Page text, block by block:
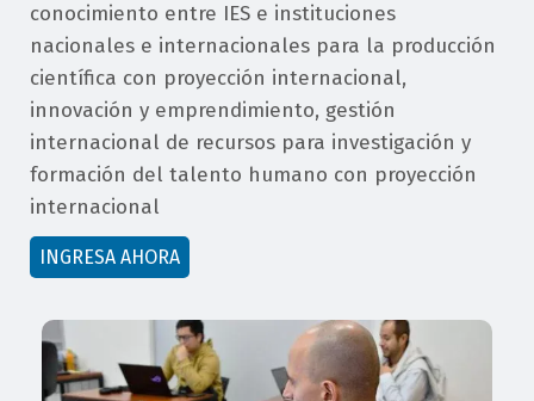
conocimiento entre IES e instituciones
nacionales e internacionales para la producción
científica con proyección internacional,
innovación y emprendimiento, gestión
internacional de recursos para investigación y
formación del talento humano con proyección
internacional
button
texto
INGRESA AHORA